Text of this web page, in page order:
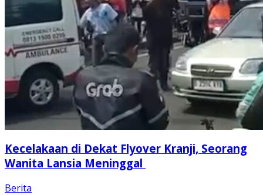
Kecelakaan di Dekat Flyover Kranji, Seorang
Wanita Lansia Meninggal
Berita